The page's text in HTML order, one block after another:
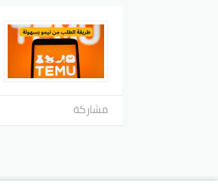
مشاركة